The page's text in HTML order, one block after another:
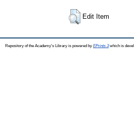
Edit Item
Repository of the Academy's Library is powered by EPrints 3which is